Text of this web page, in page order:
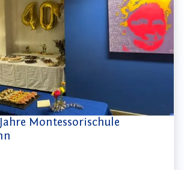
Montessorischule